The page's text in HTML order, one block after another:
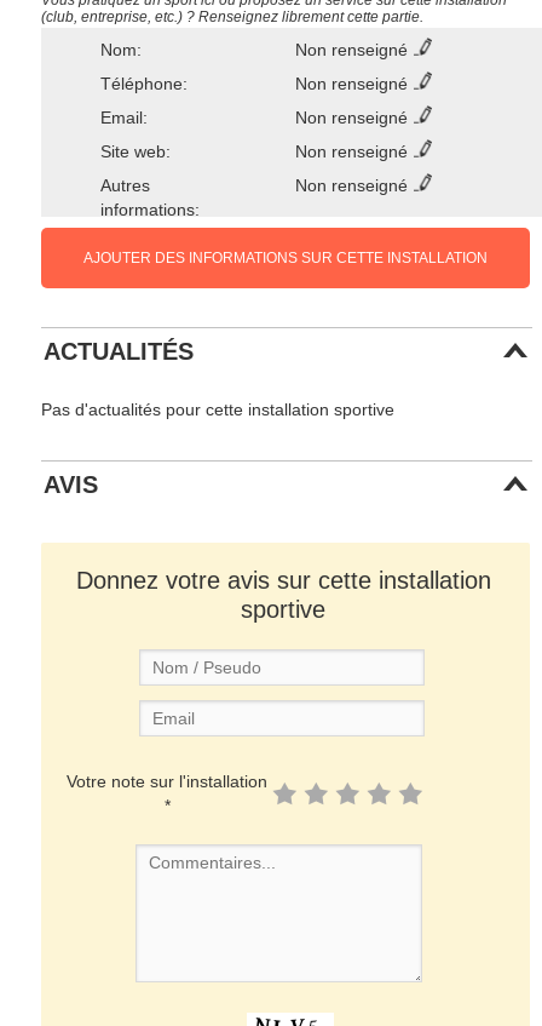
(club, entreprise, etc.) ? Renseignez librement cette partie.
Nom:
Non renseigné
Téléphone:
Non renseigné
Email:
Non renseigné
Site web:
Non renseigné
Autres
informations:
Non renseigné
AJOUTER DES INFORMATIONS SUR CETTE INSTALLATION
ACTUALITÉS
Pas d'actualités pour cette installation sportive
AVIS
Donnez votre avis sur cette installation
sportive
Votre note sur l'installation
*